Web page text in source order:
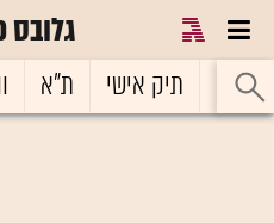
גלובס
ראשי תיק אישי ת"א